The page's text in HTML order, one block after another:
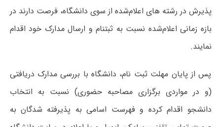
پذیرش در رشته‎ های اعلام‌شده از سوی دانشگاه، فرصت دارند در
بازه زمانی اعلام‌شده نسبت به ثبت‎نام و ارسال مدارک خود اقدام
نمایند.
پس از پایان مهلت ثبت نام، دانشگاه با بررسی مدارک دریافتی
(و در مواردی برگزاری مصاحبه حضوری) نسبت به انتخاب
دانشجو اقدام کرده و فهرست اسامی به پذیرفته شدگان به